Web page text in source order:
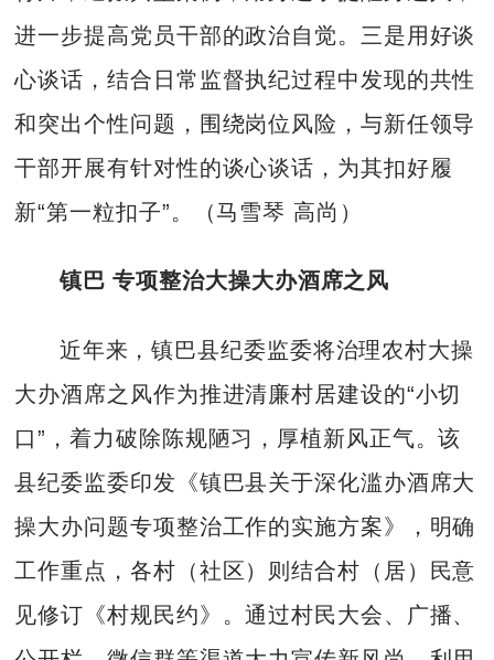
进一步提高党员干部的政治自觉。三是用好谈
心谈话，结合日常监督执纪过程中发现的共性
和突出个性问题，围绕岗位风险，与新任领导
干部开展有针对性的谈心谈话，为其扣好履
新“第一粒扣子”。（马雪琴 高尚）
镇巴 专项整治大操大办酒席之风
近年来，镇巴县纪委监委将治理农村大操
大办酒席之风作为推进清廉村居建设的“小切
口”，着力破除陈规陋习，厚植新风正气。该
县纪委监委印发《镇巴县关于深化滥办酒席大
操大办问题专项整治工作的实施方案》，明确
工作重点，各村（社区）则结合村（居）民意
见修订《村规民约》。通过村民大会、广播、